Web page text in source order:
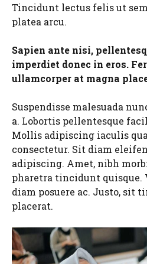
Tincidunt lectus felis ut
platea arcu.
Sapien ante nisi,
imperdiet donec in eros.
ullamcorper at magna
Suspendisse malesuada
a. Lobortis pellentesque
Mollis adipiscing iaculis
consectetur. Sit diam
adipiscing. Amet, nibh
pharetra tincidunt quisque.
diam posuere ac. Justo, sit
placerat.